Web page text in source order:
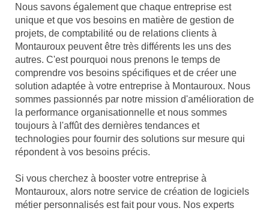
Nous savons également que chaque entreprise est
unique et que vos besoins en matière de gestion de
projets, de comptabilité ou de relations clients à
Montauroux peuvent être très différents les uns des
autres. C'est pourquoi nous prenons le temps de
comprendre vos besoins spécifiques et de créer une
solution adaptée à votre entreprise à Montauroux. Nous
sommes passionnés par notre mission d'amélioration de
la performance organisationnelle et nous sommes
toujours à l'affût des dernières tendances et
technologies pour fournir des solutions sur mesure qui
répondent à vos besoins précis.
Si vous cherchez à booster votre entreprise à
Montauroux, alors notre service de création de logiciels
métier personnalisés est fait pour vous. Nos experts